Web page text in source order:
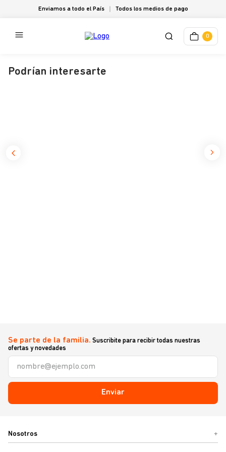
Enviamos a todo el País Todos los medios de pago
0
Podrían interesarte
Se parte de la familia. Suscribite para recibir todas nuestras
ofertas y novedades
Enviar
Nosotros +